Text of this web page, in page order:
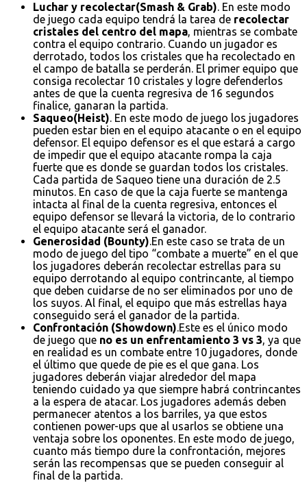
Luchar y recolectar(Smash & Grab). En este modo
de juego cada equipo tendrá la tarea de recolectar
cristales del centro del mapa, mientras se combate
contra el equipo contrario. Cuando un jugador es
derrotado, todos los cristales que ha recolectado en
el campo de batalla se perderán. El primer equipo que
consiga recolectar 10 cristales y logre defenderlos
antes de que la cuenta regresiva de 16 segundos
finalice, ganaran la partida.
Saqueo(Heist). En este modo de juego los jugadores
pueden estar bien en el equipo atacante o en el equipo
defensor. El equipo defensor es el que estará a cargo
de impedir que el equipo atacante rompa la caja
fuerte que es donde se guardan todos los cristales.
Cada partida de Saqueo tiene una duración de 2.5
minutos. En caso de que la caja fuerte se mantenga
intacta al final de la cuenta regresiva, entonces el
equipo defensor se llevará la victoria, de lo contrario
el equipo atacante será el ganador.
Generosidad (Bounty).En este caso se trata de un
modo de juego del tipo “combate a muerte” en el que
los jugadores deberán recolectar estrellas para su
equipo derrotando al equipo contrincante, al tiempo
que deben cuidarse de no ser eliminados por uno de
los suyos. Al final, el equipo que más estrellas haya
conseguido será el ganador de la partida.
Confrontación (Showdown).Este es el único modo
de juego que no es un enfrentamiento 3 vs 3, ya que
en realidad es un combate entre 10 jugadores, donde
el último que quede de pie es el que gana. Los
jugadores deberán viajar alrededor del mapa
teniendo cuidado ya que siempre habrá contrincantes
a la espera de atacar. Los jugadores además deben
permanecer atentos a los barriles, ya que estos
contienen power-ups que al usarlos se obtiene una
ventaja sobre los oponentes. En este modo de juego,
cuanto más tiempo dure la confrontación, mejores
serán las recompensas que se pueden conseguir al
final de la partida.